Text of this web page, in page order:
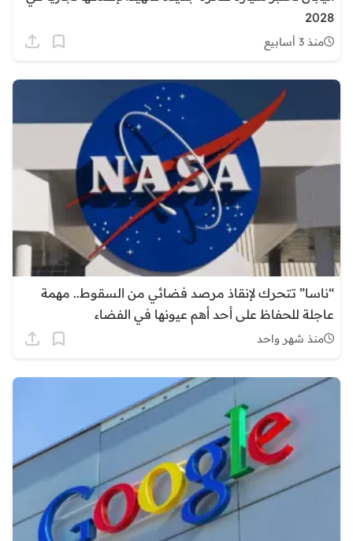
2028
منذ 3 أسابيع
“ناسا” تتحرك لإنقاذ مرصد فضائي من السقوط.. مهمة
عاجلة للحفاظ على أحد أهم عيونها في الفضاء
منذ شهر واحد